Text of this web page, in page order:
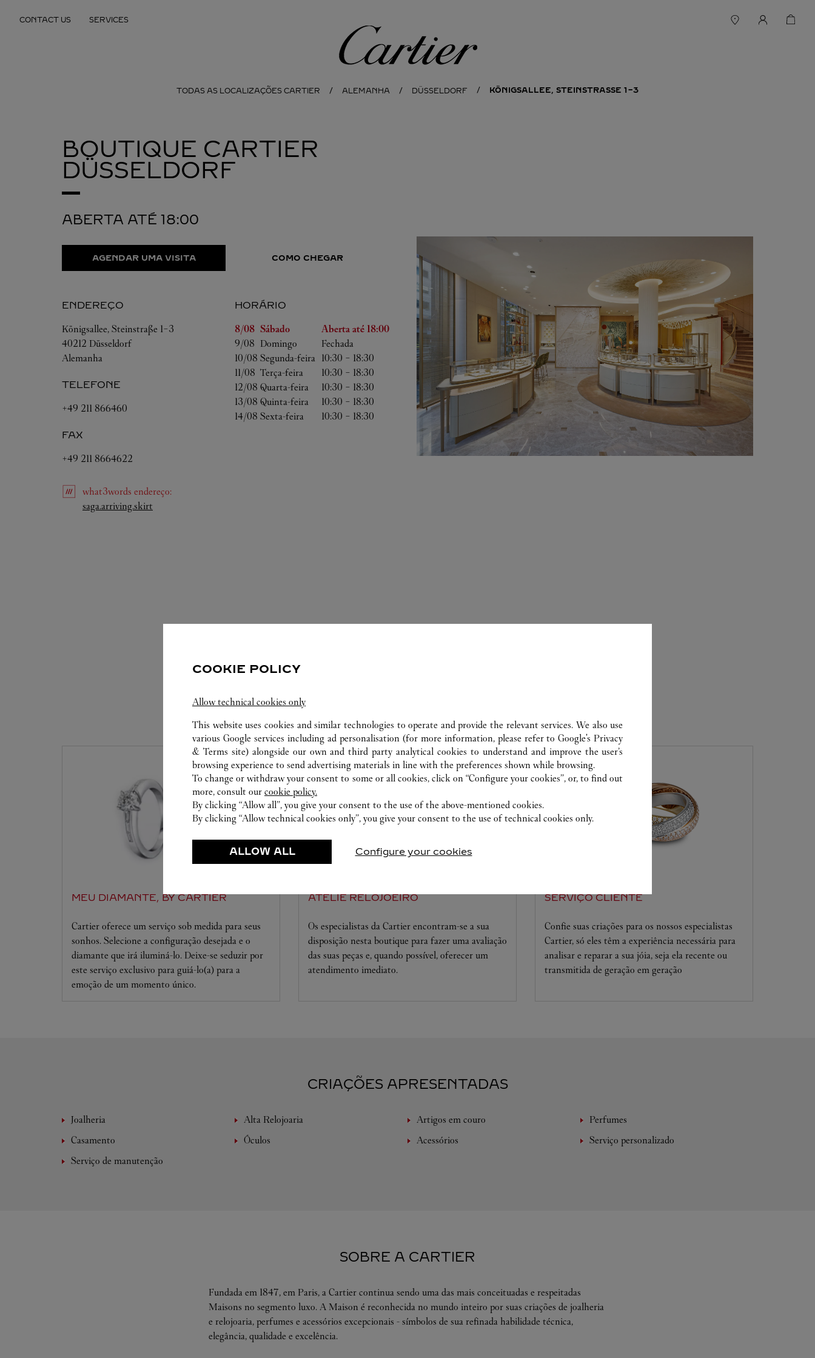
CONTACT US SERVICES
Cartier
TODAS AS LOCALIZAÇÕES CARTIER ALEMANHA DÜSSELDORF KÖNIGSALLEE, STEINSTRASSE 1-3
BOUTIQUE CARTIER
DÜSSELDORF
ABERTA ATÉ 18:00
AGENDAR UMA VISITA COMO CHEGAR
ENDEREÇO
Königsallee, Steinstraße 1-3
40212 Düsseldorf
Alemanha
TELEFONE
+49 211 866460
FAX
+49 211 8664622
HORÁRIO
Dia da Semana
Horário
8/08 Sábado Aberta até 18:00
9/08 Domingo
Fechada
10/08 Segunda-feira 10:30 - 18:30
11/08 Terça-feira 10:30 - 18:30
12/08 Quarta-feira 10:30 - 18:30
13/08 Quinta-feira 10:30 - 18:30
14/08 Sexta-feira 10:30 - 18:30
what3words endereço:
saga.arriving.skirt
SERVIÇOS DISPONÍVEIS NESTA CARTIER
MEU DIAMANTE, BY CARTIER
Cartier oferece um serviço sob medida para seus
sonhos. Selecione a configuração desejada e o
diamante que irá iluminá-lo. Deixe-se seduzir por
este serviço exclusivo para guiá-lo(a) para a
emoção de um momento único.
ATELIÊ RELOJOEIRO
Os especialistas da Cartier encontram-se a sua
disposição nesta boutique para fazer uma avaliação
das suas peças e, quando possível, oferecer um
atendimento imediato.
SERVIÇO CLIENTE
Confie suas criações para os nossos especialistas
Cartier, só eles têm a experiência necessária para
analisar e reparar a sua jóia, seja ela recente ou
transmitida de geração em geração
CRIAÇÕES APRESENTADAS
Joalheria Alta Relojoaria Artigos em couro
Perfumes
Casamento
Óculos Acessórios
Serviço personalizado
Serviço de manutenção
SOBRE A CARTIER
Fundada em 1847, em Paris, a Cartier continua sendo uma das mais conceituadas e respeitadas
Maisons no segmento luxo. A Maison é reconhecida no mundo inteiro por suas criações de joalheria
e relojoaria, perfumes e acessórios excepcionais - símbolos de sua refinada habilidade técnica,
elegância, qualidade e excelência.
COOKIE POLICY
Allow technical cookies only
This website uses cookies and similar technologies to operate and provide the relevant services. We also use
various Google services including ad personalisation (for more information, please refer toGoogle's Privacy
& Terms site) alongside our own and third party analytical cookies to understand and improve the user’s
browsing experience to send advertising materials in line with the preferences shown while browsing.
To change or withdraw your consent to some or all cookies, click on “Configure your cookies”, or, to find out
more, consult our cookie policy.
By clicking “Allow all”, you give your consent to the use of the above-mentioned cookies.
By clicking “Allow technical cookies only”, you give your consent to the use of technical cookies only.
ALLOW ALL Configure your cookies